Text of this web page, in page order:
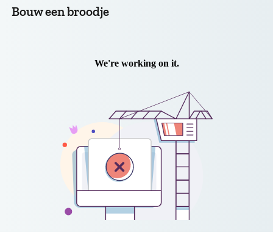
Bouw een broodje